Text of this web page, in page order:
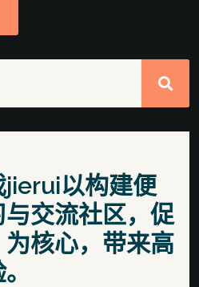
以构建便
交流社区，促
核心，带来高